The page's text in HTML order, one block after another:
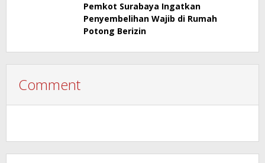
Pemkot Surabaya Ingatkan
Penyembelihan Wajib di Rumah
Potong Berizin
Comment